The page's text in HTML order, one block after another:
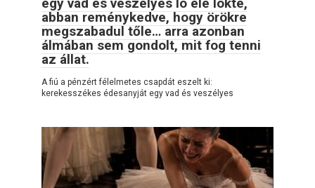
egy vad és veszélyes ló elé lökte,
abban reménykedve, hogy örökre
megszabadul tőle… arra azonban
álmában sem gondolt, mit fog tenni
az állat.
A fiú a pénzért félelmetes csapdát eszelt ki:
kerekesszékes édesanyját egy vad és veszélyes